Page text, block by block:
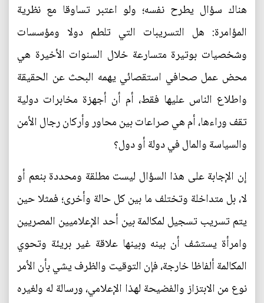
هناك سؤال يطرح نفسه؛ ولو اعتبر تساوقا مع نظرية
المؤامرة: هل التسريبات التي تلطم دولا ومؤسسات
وشخصيات بوتيرة متسارعة خلال السنوات الأخيرة هي
محض عمل صحافي استقصائي يهمه البحث عن الحقيقة
واطلاع الناس عليها فقط، أم أن أجهزة مخابرات دولية
تقف وراءها، أم هي صراعات بين محاور وأركان رجال الأمن
والسياسة والمال في دولة أو دول؟
إن الإجابة على هذا السؤال ليست مطلقة ومحددة بنعم أو
لا، بل متداخلة وتختلف ما بين كل حالة وأخرى؛ فمثلا حين
يتم تسريب تسجيل لمكالمة بين أحد الإعلاميين المصريين
وامرأة يستشف أن بينه وبينها علاقة غير بريئة وتحوي
المكالمة ألفاظا خارجة، فإن التوقيت والظرف يشي بأن الأمر
نوع من الابتزاز والفضيحة لهذا الإعلامي، ورسالة له ولغيره